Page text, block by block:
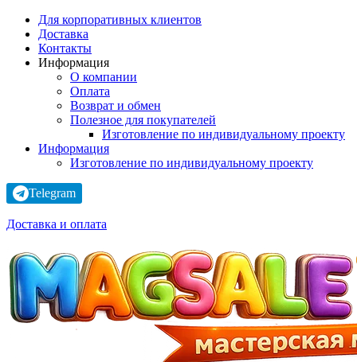
Для корпоративных клиентов
Доставка
Контакты
Информация
О компании
Оплата
Возврат и обмен
Полезное для покупателей
Изготовление по индивидуальному проекту
Информация
Изготовление по индивидуальному проекту
Telegram
Доставка и оплата